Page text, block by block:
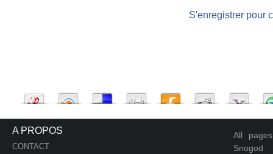
S'enregistrer pour
A PROPOS
CONTACT
All
Snogod